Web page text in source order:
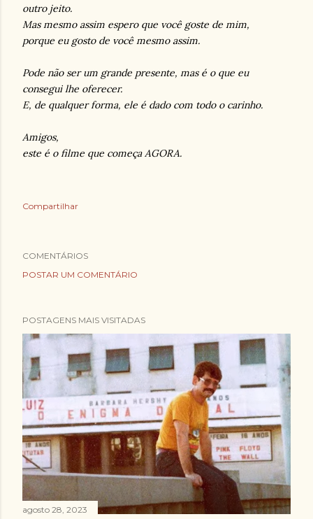
outro jeito.
Mas mesmo assim espero que você goste de mim,
porque eu gosto de você mesmo assim.
Pode não ser um grande presente, mas é o que eu
consegui lhe oferecer.
E, de qualquer forma, ele é dado com todo o carinho.
Amigos,
este é o filme que começa AGORA.
Compartilhar
COMENTÁRIOS
POSTAR UM COMENTÁRIO
POSTAGENS MAIS VISITADAS
agosto 28, 2023